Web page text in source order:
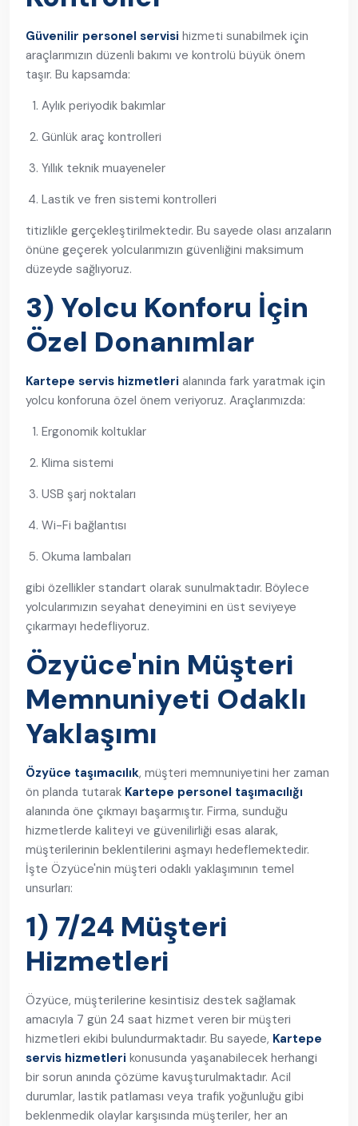
Güvenilir personel servisi hizmeti sunabilmek için
araçlarımızın düzenli bakımı ve kontrolü büyük önem
taşır. Bu kapsamda:
Aylık periyodik bakımlar
Günlük araç kontrolleri
Yıllık teknik muayeneler
Lastik ve fren sistemi kontrolleri
titizlikle gerçekleştirilmektedir. Bu sayede olası arızaların
önüne geçerek yolcularımızın güvenliğini maksimum
düzeyde sağlıyoruz.
3) Yolcu Konforu İçin
Özel Donanımlar
Kartepe servis hizmetleri alanında fark yaratmak için
yolcu konforuna özel önem veriyoruz. Araçlarımızda:
Ergonomik koltuklar
Klima sistemi
USB şarj noktaları
Wi-Fi bağlantısı
Okuma lambaları
gibi özellikler standart olarak sunulmaktadır. Böylece
yolcularımızın seyahat deneyimini en üst seviyeye
çıkarmayı hedefliyoruz.
Özyüce'nin Müşteri
Memnuniyeti Odaklı
Yaklaşımı
Özyüce taşımacılık, müşteri memnuniyetini her zaman
ön planda tutarak Kartepe personel taşımacılığı
alanında öne çıkmayı başarmıştır. Firma, sunduğu
hizmetlerde kaliteyi ve güvenilirliği esas alarak,
müşterilerinin beklentilerini aşmayı hedeflemektedir.
İşte Özyüce'nin müşteri odaklı yaklaşımının temel
unsurları:
1) 7/24 Müşteri
Hizmetleri
Özyüce, müşterilerine kesintisiz destek sağlamak
amacıyla 7 gün 24 saat hizmet veren bir müşteri
hizmetleri ekibi bulundurmaktadır. Bu sayede, Kartepe
servis hizmetleri konusunda yaşanabilecek herhangi
bir sorun anında çözüme kavuşturulmaktadır. Acil
durumlar, lastik patlaması veya trafik yoğunluğu gibi
beklenmedik olaylar karşısında müşteriler, her an